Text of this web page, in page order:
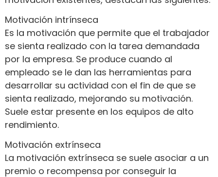
Motivación intrínseca
Es la motivación que permite que el trabajador
se sienta realizado con la tarea demandada
por la empresa. Se produce cuando al
empleado se le dan las herramientas para
desarrollar su actividad con el fin de que se
sienta realizado, mejorando su motivación.
Suele estar presente en los equipos de alto
rendimiento.
Motivación extrínseca
La motivación extrínseca se suele asociar a un
premio o recompensa por conseguir la